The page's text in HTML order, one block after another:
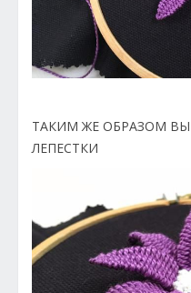
ТАКИМ ЖЕ ОБРАЗОМ
ЛЕПЕСТКИ